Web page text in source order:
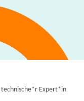
technische*r Expert*in